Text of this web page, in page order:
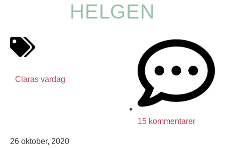
HELGEN
Claras vardag
15 kommentarer
26 oktober, 2020